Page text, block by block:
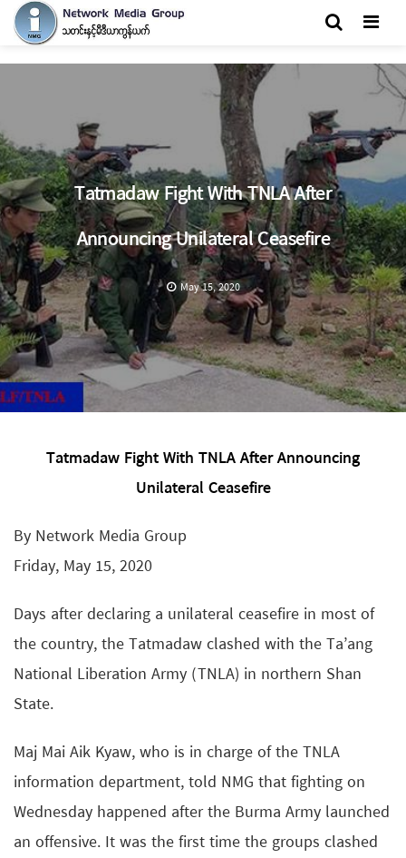
Tatmadaw Fight With TNLA After
Announcing Unilateral Ceasefire
May 15, 2020
Tatmadaw Fight With TNLA After Announcing
Unilateral Ceasefire
By Network Media Group
Friday, May 15, 2020
Days after declaring a unilateral ceasefire in most of
the country, the Tatmadaw clashed with the Ta’ang
National Liberation Army (TNLA) in northern Shan
State.
Maj Mai Aik Kyaw, who is in charge of the TNLA
information department, told NMG that fighting on
Wednesday happened after the Burma Army launched
an offensive. It was the first time the groups clashed